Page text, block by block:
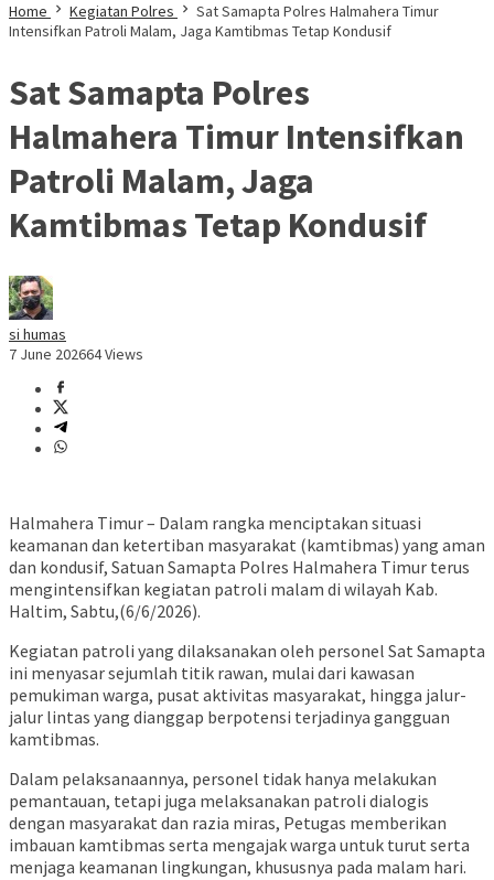
Home
Kegiatan Polres
Sat Samapta Polres Halmahera Timur
Intensifkan Patroli Malam, Jaga Kamtibmas Tetap Kondusif
Sat Samapta Polres
Halmahera Timur Intensifkan
Patroli Malam, Jaga
Kamtibmas Tetap Kondusif
si humas
7 June 202664 Views
Halmahera Timur – Dalam rangka menciptakan situasi
keamanan dan ketertiban masyarakat (kamtibmas) yang aman
dan kondusif, Satuan Samapta Polres Halmahera Timur terus
mengintensifkan kegiatan patroli malam di wilayah Kab.
Haltim, Sabtu,(6/6/2026).
Kegiatan patroli yang dilaksanakan oleh personel Sat Samapta
ini menyasar sejumlah titik rawan, mulai dari kawasan
pemukiman warga, pusat aktivitas masyarakat, hingga jalur-
jalur lintas yang dianggap berpotensi terjadinya gangguan
kamtibmas.
Dalam pelaksanaannya, personel tidak hanya melakukan
pemantauan, tetapi juga melaksanakan patroli dialogis
dengan masyarakat dan razia miras, Petugas memberikan
imbauan kamtibmas serta mengajak warga untuk turut serta
menjaga keamanan lingkungan, khususnya pada malam hari.